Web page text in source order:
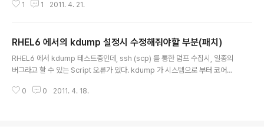
한 내용은 스프링노트 기존 커널분석부분에 덧붙혔다. 이로써 케이스는 9개..몇
1 1 2011. 4. 21.
RHEL6 에서의 kdump 설정시 수정해줘야할 부분(패치)
RHEL6 에서 kdump 테스트중인데, ssh (scp) 를 통한 덤프 수집시, 일종의
버그라고 할 수 있는 Script 오류가 있다. kdump 가 시스템으로 부터 코어를
rd 라는 스크립트를 이용하여 각 디바이스를 찾고, 설정해 주게 된다. 그런데 이
0 0 2011. 4. 18.